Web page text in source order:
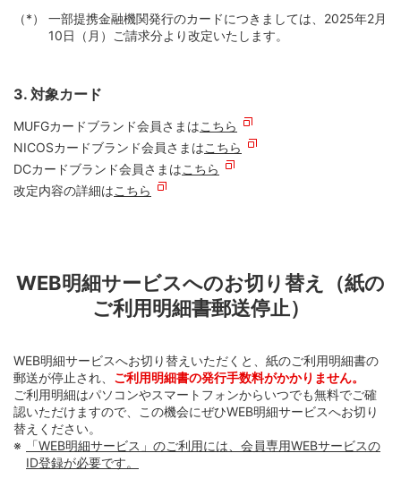
一部提携金融機関発行のカードにつきましては、2025年2月
10日（月）ご請求分より改定いたします。
3. 対象カード
MUFGカードブランド会員さまはこちら
NICOSカードブランド会員さまはこちら
DCカードブランド会員さまはこちら
改定内容の詳細はこちら
WEB明細サービスへのお切り替え（紙の
ご利用明細書郵送停止）
WEB明細サービスへお切り替えいただくと、紙のご利用明細書の
郵送が停止され、 ご利用明細書の発行手数料がかかりません。
ご利用明細はパソコンやスマートフォンからいつでも無料でご確
認いただけますので、この機会にぜひWEB明細サービスへお切り
替えください。
「WEB明細サービス」のご利用には、会員専用WEBサービスの
ID登録が必要です。